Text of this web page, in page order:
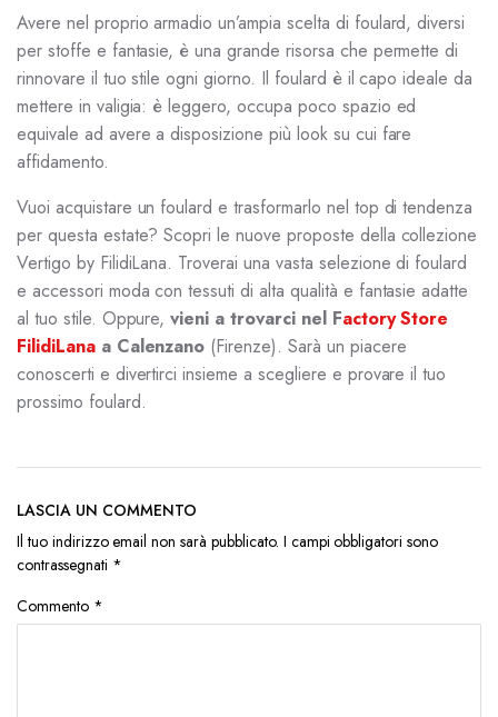
Avere nel proprio armadio un’ampia scelta di foulard, diversi
per stoffe e fantasie, è una grande risorsa che permette di
rinnovare il tuo stile ogni giorno. Il foulard è il capo ideale da
mettere in valigia: è leggero, occupa poco spazio ed
equivale ad avere a disposizione più look su cui fare
affidamento.
Vuoi acquistare un foulard e trasformarlo nel top di tendenza
per questa estate? Scopri le nuove proposte della collezione
Vertigo by FilidiLana. Troverai una vasta selezione di foulard
e accessori moda con tessuti di alta qualità e fantasie adatte
al tuo stile. Oppure,vieni a trovarci nel Factory Store
FilidiLanaa Calenzano (Firenze). Sarà un piacere
conoscerti e divertirci insieme a scegliere e provare il tuo
prossimo foulard.
LASCIA UN COMMENTO
Il tuo indirizzo email non sarà pubblicato. I campi obbligatori sono
contrassegnati *
Commento *